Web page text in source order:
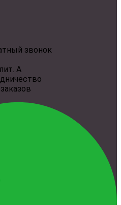
звонок
А